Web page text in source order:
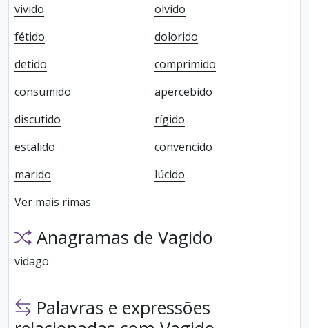
vivido
olvido
fétido
dolorido
detido
comprimido
consumido
apercebido
discutido
rígido
estalido
convencido
marido
lúcido
Ver mais rimas
Anagramas de Vagido
vidago
Palavras e expressões